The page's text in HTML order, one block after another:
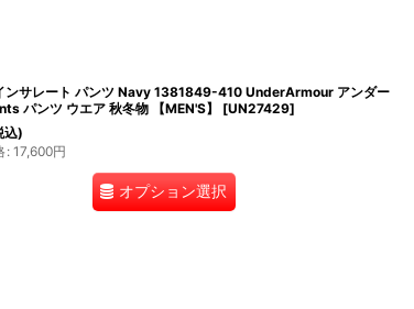
ンサレート パンツ Navy 1381849-410 UnderArmour アンダー
パンツ ウエア 秋冬物 【MEN'S】
[UN27429]
込)
: 17,600円
オプション選択